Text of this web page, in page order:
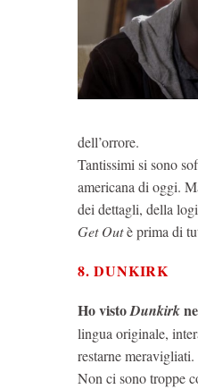
dell’orrore.
Tantissimi si sono
americana di oggi.
dei dettagli, della
Get Outè prima di
8. DUNKIRK
Ho vistoDunkirk
lingua originale,
restarne meravigliati.
Non ci sono troppe